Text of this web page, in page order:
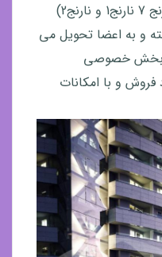
شود که از این تعداد 3 برج (نارنج 7 نارنج1 و نارنج2)
و به اعضا تحویل می
خصوصی
و با امکانات